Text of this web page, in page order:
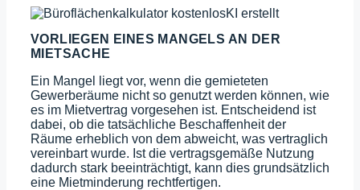
VORLIEGEN EINES MANGELS AN DER
MIETSACHE
Ein Mangel liegt vor, wenn die gemieteten
Gewerberäume nicht so genutzt werden können, wie
es im Mietvertrag vorgesehen ist. Entscheidend ist
dabei, ob die tatsächliche Beschaffenheit der
Räume erheblich von dem abweicht, was vertraglich
vereinbart wurde. Ist die vertragsgemäße Nutzung
dadurch stark beeinträchtigt, kann dies grundsätzlich
eine Mietminderung rechtfertigen.